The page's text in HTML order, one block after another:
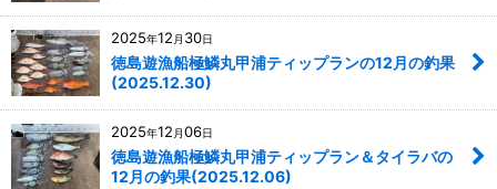
2025年12 月 30日
徳島遊漁船極鱗丸甲浦ティップランの12月の釣果
(2025.12.30)
2025年12 月06日
徳島遊漁船極鱗丸甲浦ティップラン＆タイラバの
12月の釣果(2025.12.06)